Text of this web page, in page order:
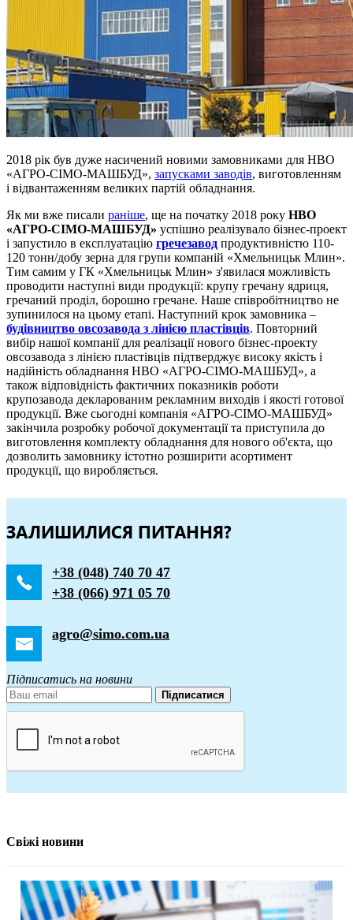
2018 рік був дуже насичений новими замовниками для НВО
«АГРО-СІМО-МАШБУД», запусками заводів, виготовленням
і відвантаженням великих партій обладнання.
Як ми вже писали раніше, ще на початку 2018 року НВО
«АГРО-СІМО-МАШБУД» успішно реалізувало бізнес-проект
і запустило в експлуатацію гречезавод продуктивністю 110-
120 тонн/добу зерна для групи компаній «Хмельницьк Млин».
Тим самим у ГК «Хмельницьк Млин» з'явилася можливість
проводити наступні види продукції: крупу гречану ядриця,
гречаний проділ, борошно гречане. Наше співробітництво не
зупинилося на цьому етапі. Наступний крок замовника –
будівництво овсозавода з лінією пластівців. Повторний
вибір нашої компанії для реалізації нового бізнес-проекту
овсозавода з лінією пластівців підтверджує високу якість і
надійність обладнання НВО «АГРО-СІМО-МАШБУД», а
також відповідність фактичних показників роботи
крупозавода декларованим рекламним виходів і якості готової
продукції. Вже сьогодні компанія «АГРО-СІМО-МАШБУД»
закінчила розробку робочої документації та приступила до
виготовлення комплекту обладнання для нового об'єкта, що
дозволить замовнику істотно розширити асортимент
продукції, що виробляється.
ЗАЛИШИЛИСЯ ПИТАННЯ?
+38 (048) 740 70 47
+38 (066) 971 05 70
agro@simo.com.ua
Підписатись на новини
Підписатися
Свіжі новини